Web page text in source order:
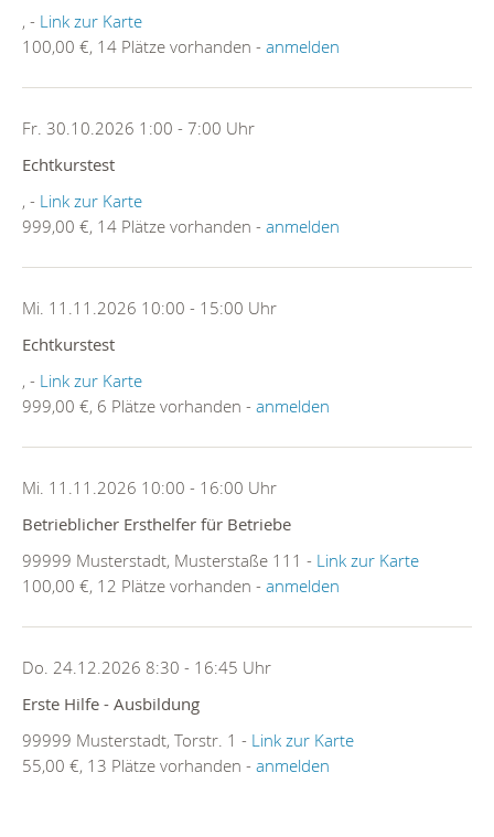
, - Link zur Karte
100,00 €, 14 Plätze vorhanden - anmelden
Fr. 30.10.2026 1:00 - 7:00 Uhr
Echtkurstest
, - Link zur Karte
999,00 €, 14 Plätze vorhanden - anmelden
Mi. 11.11.2026 10:00 - 15:00 Uhr
Echtkurstest
, - Link zur Karte
999,00 €, 6 Plätze vorhanden - anmelden
Mi. 11.11.2026 10:00 - 16:00 Uhr
Betrieblicher Ersthelfer für Betriebe
99999 Musterstadt, Musterstaße 111 - Link zur Karte
100,00 €, 12 Plätze vorhanden - anmelden
Do. 24.12.2026 8:30 - 16:45 Uhr
Erste Hilfe - Ausbildung
99999 Musterstadt, Torstr. 1 - Link zur Karte
55,00 €, 13 Plätze vorhanden - anmelden